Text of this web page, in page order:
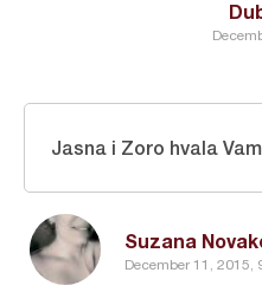
Suzana
December 11, 2015,
Jasna i Zoro hvala